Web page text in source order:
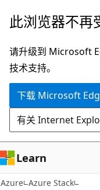
跳
主
要
内
此浏览器不再
请升级到 Microsoft
技术支持。
下载 Microsoft
有关 Internet
Learn
Azure Azure Stack